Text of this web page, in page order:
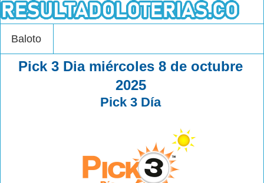
Baloto
Pick 3 Dia miércoles 8 de octubre
2025
Pick 3 Día